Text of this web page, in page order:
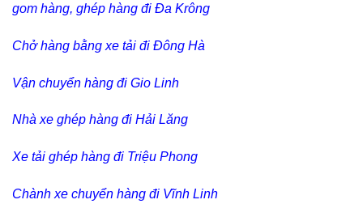
gom hàng, ghép hàng đi Đa Krông
Chở hàng bằng xe tải đi Đông Hà
Vận chuyển hàng đi Gio Linh
Nhà xe ghép hàng đi Hải Lăng
Xe tải ghép hàng đi Triệu Phong
Chành xe chuyển hàng đi Vĩnh Linh